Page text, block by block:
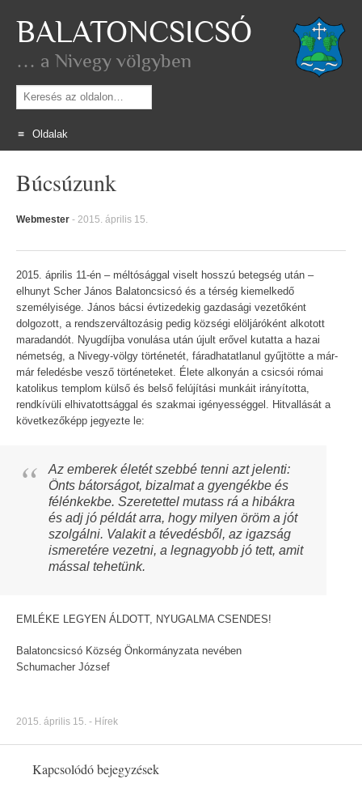
BALATONCSICSÓ
… a Nivegy völgyben
Keresés
Oldalak
Búcsúzunk
Webmester - 2015. április 15.
2015. április 11-én – méltósággal viselt hosszú betegség után –
elhunyt Scher János Balatoncsicsó és a térség kiemelkedő
személyisége. János bácsi évtizedekig gazdasági vezetőként
dolgozott, a rendszerváltozásig pedig községi elöljáróként alkotott
maradandót. Nyugdíjba vonulása után újult erővel kutatta a hazai
németség, a Nivegy-völgy történetét, fáradhatatlanul gyűjtötte a már-
már feledésbe vesző történeteket. Élete alkonyán a csicsói római
katolikus templom külső és belső felújítási munkáit irányította,
rendkívüli elhivatottsággal és szakmai igényességgel. Hitvallását a
következőképp jegyezte le:
Az emberek életét szebbé tenni azt jelenti:
Önts bátorságot, bizalmat a gyengékbe és
félénkekbe. Szeretettel mutass rá a hibákra
és adj jó példát arra, hogy milyen öröm a jót
szolgálni. Valakit a tévedésből, az igazság
ismeretére vezetni, a legnagyobb jó tett, amit
mással tehetünk.
EMLÉKE LEGYEN ÁLDOTT, NYUGALMA CSENDES!
Balatoncsicsó Község Önkormányzata nevében
Schumacher József
2015. április 15. - Hírek
Kapcsolódó bejegyzések